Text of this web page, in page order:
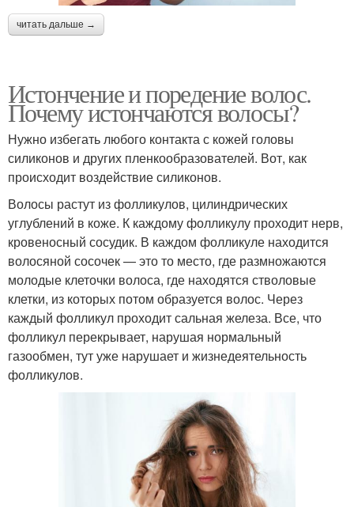
читать дальше →
Истончение и поредение волос.
Почему истончаются волосы?
Нужно избегать любого контакта с кожей головы
силиконов и других пленкообразователей. Вот, как
происходит воздействие силиконов.
Волосы растут из фолликулов, цилиндрических
углублений в коже. К каждому фолликулу проходит нерв,
кровеносный сосудик. В каждом фолликуле находится
волосяной сосочек — это то место, где размножаются
молодые клеточки волоса, где находятся стволовые
клетки, из которых потом образуется волос. Через
каждый фолликул проходит сальная железа. Все, что
фолликул перекрывает, нарушая нормальный
газообмен, тут уже нарушает и жизнедеятельность
фолликулов.